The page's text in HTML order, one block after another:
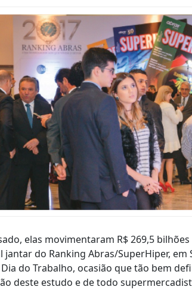
elas movimentaram R$ 269,5
jantar do Ranking Abras/SuperHiper,
do Trabalho, ocasião que tão bem
deste estudo e de todo